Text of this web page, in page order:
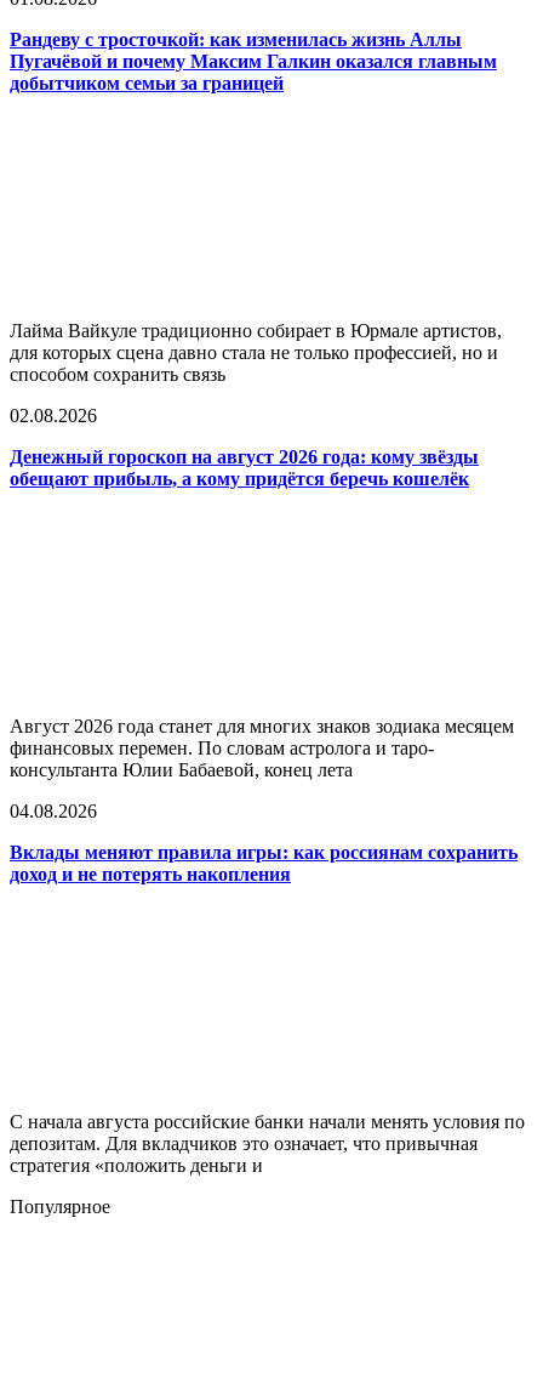
Рандеву с тросточкой: как изменилась жизнь Аллы
Пугачёвой и почему Максим Галкин оказался главным
добытчиком семьи за границей
Лайма Вайкуле традиционно собирает в Юрмале артистов,
для которых сцена давно стала не только профессией, но и
способом сохранить связь
02.08.2026
Денежный гороскоп на август 2026 года: кому звёзды
обещают прибыль, а кому придётся беречь кошелёк
Август 2026 года станет для многих знаков зодиака месяцем
финансовых перемен. По словам астролога и таро-
консультанта Юлии Бабаевой, конец лета
04.08.2026
Вклады меняют правила игры: как россиянам сохранить
доход и не потерять накопления
С начала августа российские банки начали менять условия по
депозитам. Для вкладчиков это означает, что привычная
стратегия «положить деньги и
Популярное